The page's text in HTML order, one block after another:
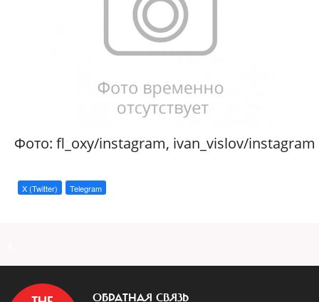
Фото: fl_oxy/instagram, ivan_vislov/instagram
X (Twitter) Telegram
ОБРАТНАЯ СВЯЗЬ